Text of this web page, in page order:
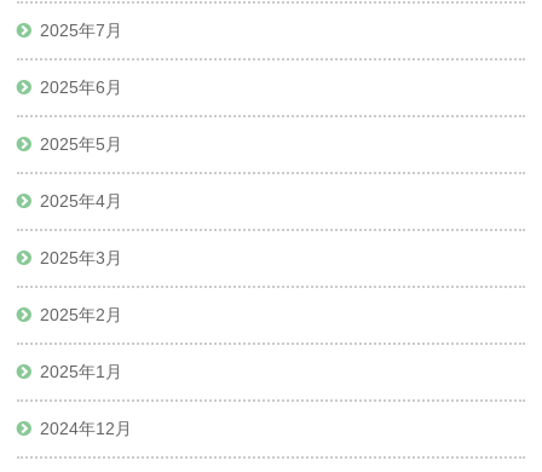
2025年7月
2025年6月
2025年5月
2025年4月
2025年3月
2025年2月
2025年1月
2024年12月